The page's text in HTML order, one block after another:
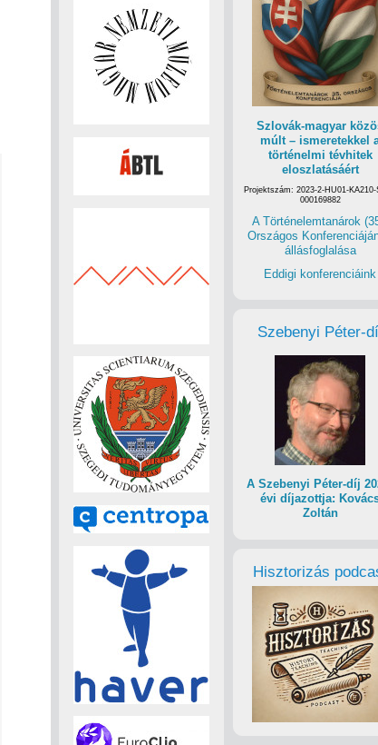
Szlovák-magyar
múlt – ismeretekkel
történelmi tévhitek
eloszlatásáért
Projektszám: 2023-2-HU01-KA210-
000169882
A Történelemtanárok
Országos
állásfoglalása
Eddigi konferenciáink
Szebenyi Péter-
A Szebenyi Péter-díj
évi díjazottja:
Zoltán
Hisztorizás